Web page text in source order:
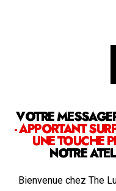
VOTRE
- APPORTANT
UNE TOUCHE
NOTRE
Bienvenue chez The